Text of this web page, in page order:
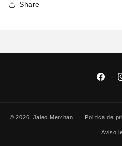
Share
© 2026, Jaleo Merchan Política de
Aviso